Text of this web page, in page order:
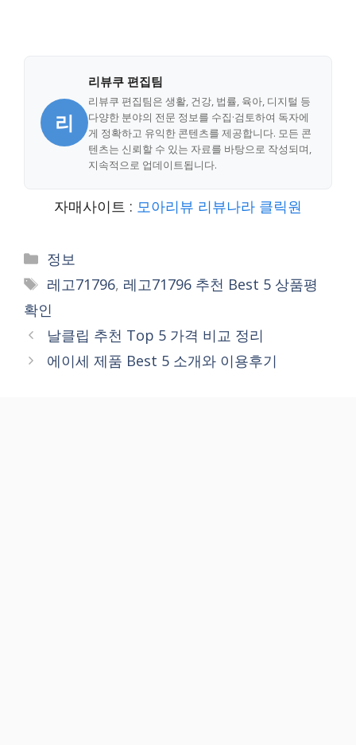
리
리뷰쿠 편집팀
리뷰쿠 편집팀은 생활, 건강, 법률, 육아, 디지털 등
다양한 분야의 전문 정보를 수집·검토하여 독자에
게 정확하고 유익한 콘텐츠를 제공합니다. 모든 콘
텐츠는 신뢰할 수 있는 자료를 바탕으로 작성되며,
지속적으로 업데이트됩니다.
자매사이트 : 모아리뷰 리뷰나라 클릭원
Categories
정보
Tags
레고71796, 레고71796 추천 Best 5 상품평
확인
날클립 추천 Top 5 가격 비교 정리
에이세 제품 Best 5 소개와 이용후기